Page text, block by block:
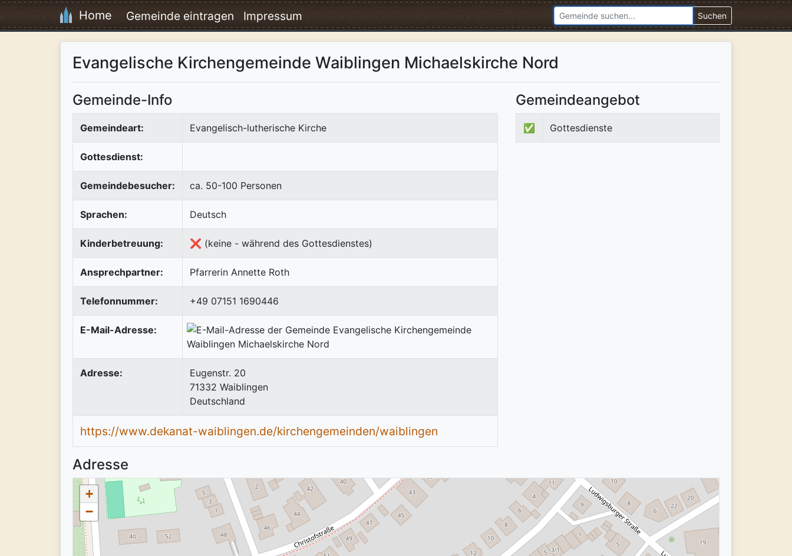
Home Gemeinde eintragen Impressum Suchen
Evangelische Kirchengemeinde Waiblingen Michaelskirche Nord
Gemeinde-Info
Gemeindeart: Evangelisch-lutherische Kirche
Gottesdienst:
Gemeindebesucher: ca. 50-100 Personen
Sprachen: Deutsch
Kinderbetreuung: ❌ (keine - während des Gottesdienstes)
Ansprechpartner: Pfarrerin Annette Roth
Telefonnummer: +49 07151 1690446
E-Mail-Adresse:
Adresse:
Eugenstr. 20
71332 Waiblingen
Deutschland
https://www.dekanat-waiblingen.de/kirchengemeinden/waiblingen
Gemeindeangebot
✅ Gottesdienste
Adresse
+
−